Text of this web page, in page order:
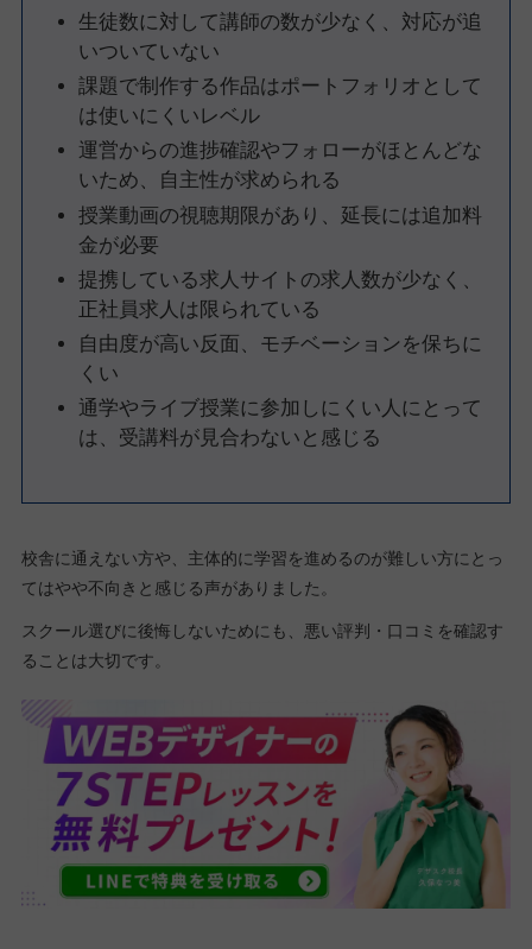
生徒数に対して講師の数が少なく、対応が追
いついていない
課題で制作する作品はポートフォリオとして
は使いにくいレベル
運営からの進捗確認やフォローがほとんどな
いため、自主性が求められる
授業動画の視聴期限があり、延長には追加料
金が必要
提携している求人サイトの求人数が少なく、
正社員求人は限られている
自由度が高い反面、モチベーションを保ちに
くい
通学やライブ授業に参加しにくい人にとって
は、受講料が見合わないと感じる
校舎に通えない方や、主体的に学習を進めるのが難しい方にとっ
てはやや不向きと感じる声がありました。
スクール選びに後悔しないためにも、悪い評判・口コミを確認す
ることは大切です。